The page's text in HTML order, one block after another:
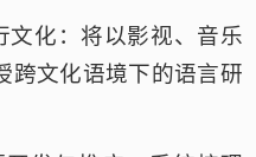
文化：将以影视、音乐
跨文化语境下的语言研